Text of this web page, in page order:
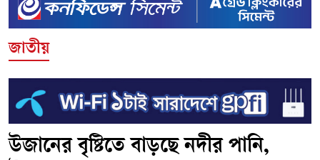
জাতীয়
উজানের বৃষ্টিতে বাড়ছে নদীর পানি,